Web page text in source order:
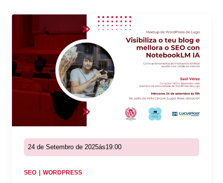
24 de Setembro de 2025ás19:00
SEO WORDPRESS